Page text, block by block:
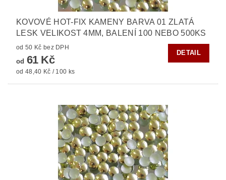
KOVOVÉ HOT-FIX KAMENY BARVA 01 ZLATÁ
LESK VELIKOST 4MM, BALENÍ 100 NEBO 500KS
od 50 Kč bez DPH
od 61 Kč
od 48,40 Kč / 100 ks
DETAIL